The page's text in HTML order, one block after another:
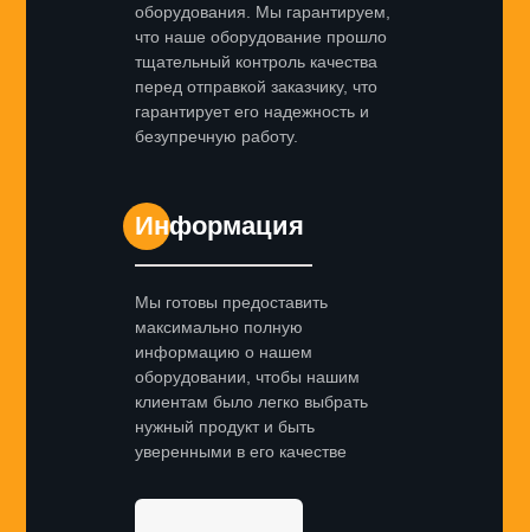
оборудования. Мы гарантируем,
что наше оборудование прошло
тщательный контроль качества
перед отправкой заказчику, что
гарантирует его надежность и
безупречную работу.
Мы готовы предоставить
максимально полную
информацию о нашем
оборудовании, чтобы нашим
клиентам было легко выбрать
нужный продукт и быть
уверенными в его качестве
Информация